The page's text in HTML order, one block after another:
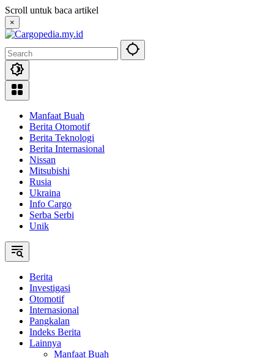
Skip
to
content
Scroll untuk baca artikel
×
Manfaat Buah
Berita Otomotif
Berita Teknologi
Berita Internasional
Nissan
Mitsubishi
Rusia
Ukraina
Info Cargo
Serba Serbi
Unik
Berita
Investigasi
Otomotif
Internasional
Pangkalan
Indeks Berita
Lainnya
Manfaat Buah